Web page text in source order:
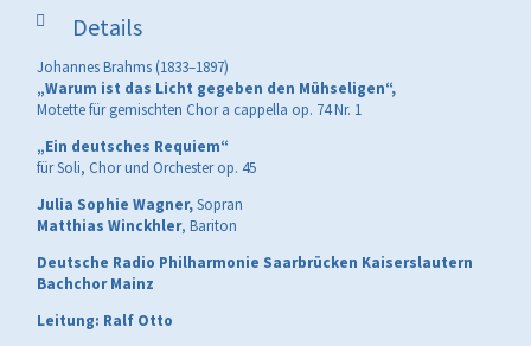
Details
Johannes Brahms (1833–1897)
„Warum ist das Licht gegeben den Mühseligen“,
Motette für gemischten Chor a cappella op. 74 Nr. 1
„Ein deutsches Requiem“
für Soli, Chor und Orchester op. 45
Julia Sophie Wagner,Sopran
Matthias Winckhler, Bariton
Deutsche Radio Philharmonie Saarbrücken Kaiserslautern
Bachchor Mainz
Leitung: Ralf Otto